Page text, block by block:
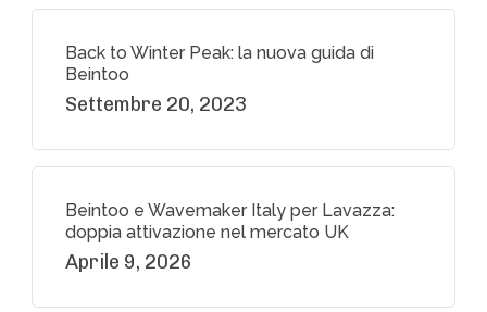
Back to Winter Peak: la nuova guida di
Beintoo
Settembre 20, 2023
Beintoo e Wavemaker Italy per Lavazza:
doppia attivazione nel mercato UK
Aprile 9, 2026